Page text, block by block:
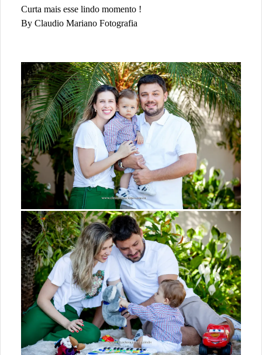
Curta mais esse lindo momento !
By Claudio Mariano Fotografia